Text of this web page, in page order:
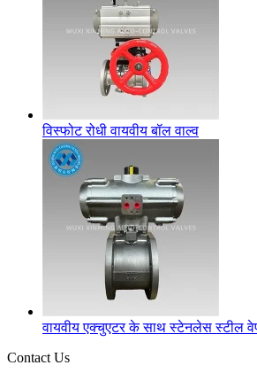
विस्फोट रोधी वायवीय बॉल वाल्व
वायवीय एक्चुएटर के साथ स्टेनलेस स्टील
Contact Us